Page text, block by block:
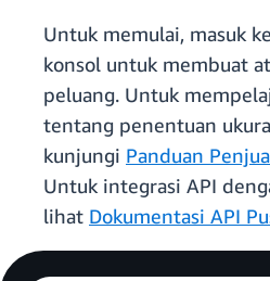
Untuk memulai, masuk ke
konsol untuk membuat
peluang. Untuk
tentang penentuan
kunjungi Panduan
Untuk integrasi API
lihat Dokumentasi API